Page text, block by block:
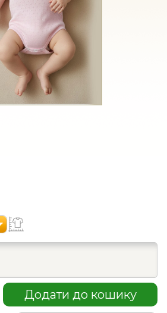
Додати до кошику